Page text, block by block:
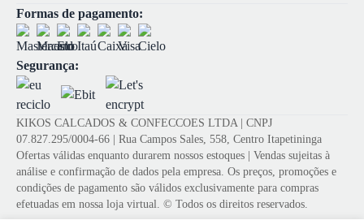
Formas de pagamento:
Segurança:
KIKOS CALCADOS & CONFECCOES LTDA | CNPJ
07.827.295/0004-66 | Rua Campos Sales, 558, Centro Itapetininga
Ofertas válidas enquanto durarem nossos estoques | Vendas sujeitas à
análise e confirmação de dados pela empresa. Os preços, promoções e
condições de pagamento são válidos exclusivamente para compras
efetuadas em nossa loja virtual. © Todos os direitos reservados.